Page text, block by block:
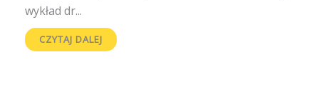
wykład dr...
CZYTAJ DALEJ